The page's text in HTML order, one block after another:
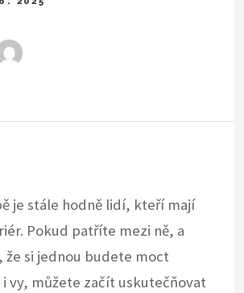
je stále hodně lidí, kteří mají
Pokud patříte mezi ně, a
si jednou budete moct
vy, můžete začít uskutečňovat